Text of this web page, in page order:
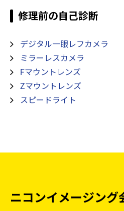
修理前の自己診断
デジタル一眼レフカメラ
ミラーレスカメラ
Fマウントレンズ
Zマウントレンズ
スピードライト
ニコンイメージング